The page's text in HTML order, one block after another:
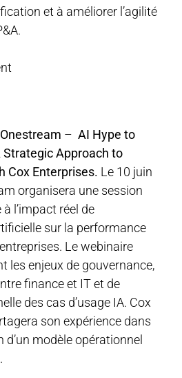
et à améliorer l’agilité
Onestream – AI Hype to
Strategic Approach to
Cox Enterprises. Le 10 juin
organisera une session
l’impact réel de
sur la performance
Le webinaire
les enjeux de gouvernance,
finance et IT et de
des cas d’usage IA. Cox
son expérience dans
d’un modèle opérationnel